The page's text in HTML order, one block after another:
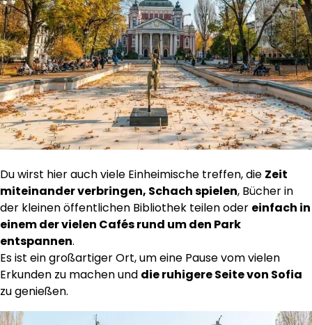
Du wirst hier auch viele Einheimische treffen, die Zeit
miteinander verbringen, Schach spielen, Bücher in
der kleinen öffentlichen Bibliothek teilen oder einfach in
einem der vielen Cafés rund um den Park
entspannen.
Es ist ein großartiger Ort, um eine Pause vom vielen
Erkunden zu machen und die ruhigere Seite von Sofia
zu genießen.